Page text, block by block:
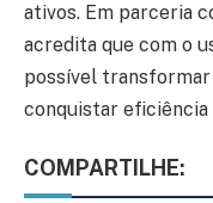
ativos. Em parceria
acredita que com o
possível
conquistar
COMPARTILHE: